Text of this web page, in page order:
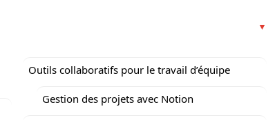
Outils collaboratifs pour le travail d’équipe
Gestion des projets avec Notion